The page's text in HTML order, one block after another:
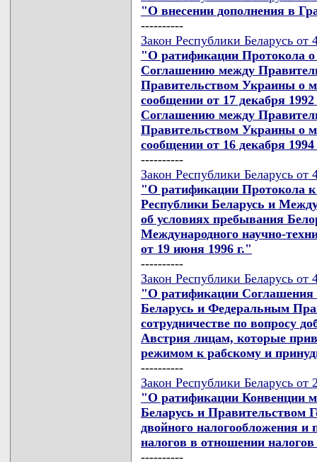
"О внесении дополнения в
----------
Закон Республики Беларусь от
"О ратификации Протокола о
Соглашению между
Правительством Украины о
сообщении от 17 декабря
Соглашению между
Правительством Украины о
сообщении от 16 декабря
----------
Закон Республики Беларусь от
"О ратификации Протокола
Республики Беларусь и
об условиях пребывания
Международного научно-
от 19 июня 1996 г."
----------
Закон Республики Беларусь от
"О ратификации Соглашения
Беларусь и Федеральным
сотрудничестве по вопросу
Австрия лицам, которые
режимом к рабскому и
----------
Закон Республики Беларусь от
"О ратификации Конвенции
Беларусь и Правительством
двойного налогообложения
налогов в отношении
----------